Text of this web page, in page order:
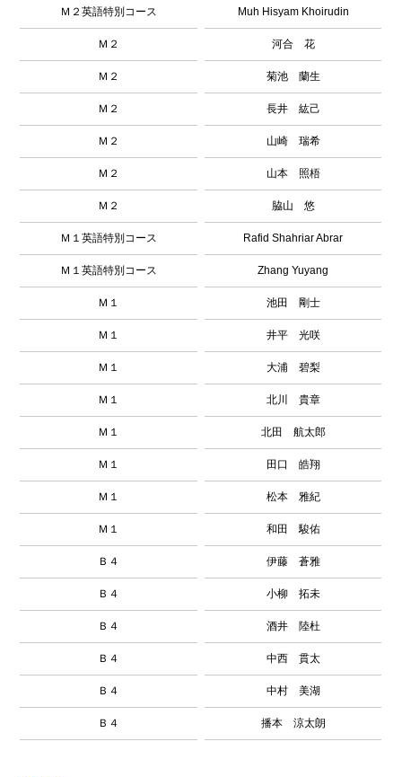
Ｍ２英語特別コース Muh Hisyam Khoirudin
Ｍ２ 河合 花
Ｍ２ 菊池 蘭生
Ｍ２ 長井 紘己
Ｍ２ 山崎 瑞希
Ｍ２ 山本 照梧
Ｍ２ 脇山 悠
Ｍ１英語特別コース Rafid Shahriar Abrar
Ｍ１英語特別コース Zhang Yuyang
Ｍ１ 池田 剛士
Ｍ１ 井平 光咲
Ｍ１ 大浦 碧梨
Ｍ１ 北川 貴章
Ｍ１ 北田 航太郎
Ｍ１ 田口 皓翔
Ｍ１ 松本 雅紀
Ｍ１ 和田 駿佑
Ｂ４ 伊藤 蒼雅
Ｂ４ 小柳 拓未
Ｂ４ 酒井 陸杜
Ｂ４ 中西 貫太
Ｂ４ 中村 美湖
Ｂ４ 播本 涼太朗